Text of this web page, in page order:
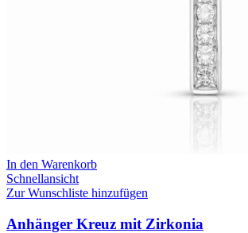
In den Warenkorb
Schnellansicht
Zur Wunschliste hinzufügen
Anhänger Kreuz mit Zirkonia